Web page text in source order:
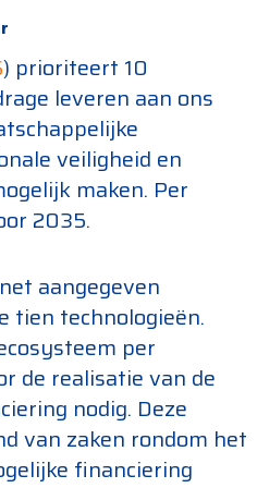
) prioriteert 10
leveren aan ons
veiligheid en
maken. Per
2035.
aangegeven
tien technologieën.
per
de realisatie van de
nodig. Deze
van zaken rondom het
financiering